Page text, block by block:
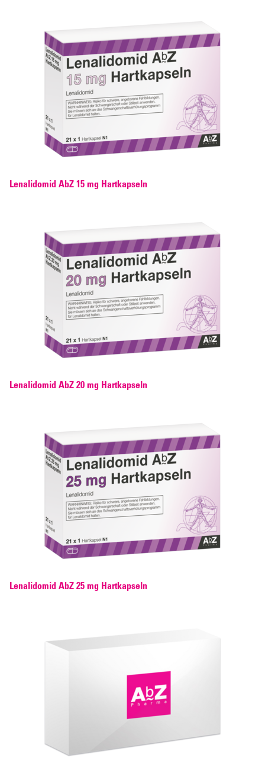
Lenalidomid AbZ 15 mg Hartkapseln
Lenalidomid AbZ 20 mg Hartkapseln
Lenalidomid AbZ 25 mg Hartkapseln